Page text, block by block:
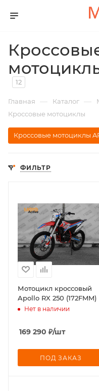
12
Главная — Каталог —
Кроссовые мотоциклы
Кроссовые мотоциклы
ФИЛЬТР
Мотоцикл кроссовый
Apollo RX 250 (172FMM)
Нет в наличии
169 290 ₽/шт
ПОД ЗАКАЗ